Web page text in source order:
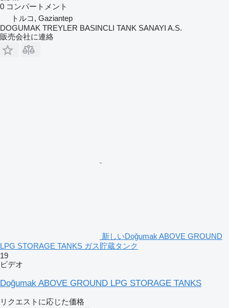
0 コンパートメント
トルコ, Gaziantep
DOGUMAK TREYLER BASINCLI TANK SANAYI A.S.
販売会社に連絡
新しいDoğumak ABOVE GROUND
LPG STORAGE TANKS ガス貯蔵タンク
19
ビデオ
Doğumak ABOVE GROUND LPG STORAGE TANKS
リクエストに応じた価格